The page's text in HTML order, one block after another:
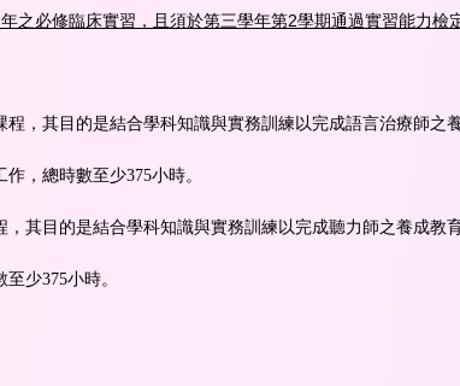
之必修臨床實習，且須於第三學年第2學期通過實習能力檢
，其目的是結合學科知識與實務訓練以完成語言治療師之養
，總時數至少375小時。
其目的是結合學科知識與實務訓練以完成聽力師之養成教育
少375小時。